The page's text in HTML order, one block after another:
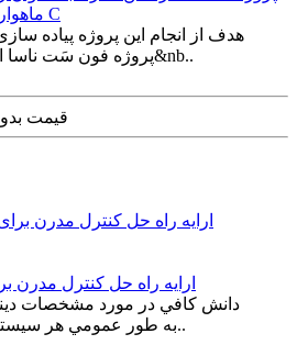
ماهواره‌ها با استفاده از نرم افزار C
هدف از انجام این پروژه پیاده
پروژه فون سَت ناسا است. زیر سیستم اویونیکی&nb..
قیمت بدون
ارایه راه حل کنترل مدرن
دانش كافي در مورد مشخصات
به طور عمومي هر سيستم ديگري يكي از ضروريات..